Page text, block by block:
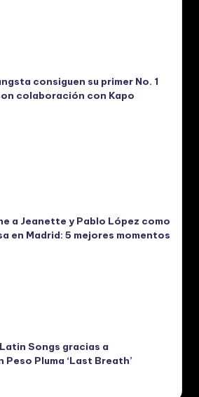
consiguen su primer No. 1
colaboración con Kapo
a Jeanette y Pablo López como
en Madrid: 5 mejores momentos
Songs gracias a
Pluma ‘Last Breath’